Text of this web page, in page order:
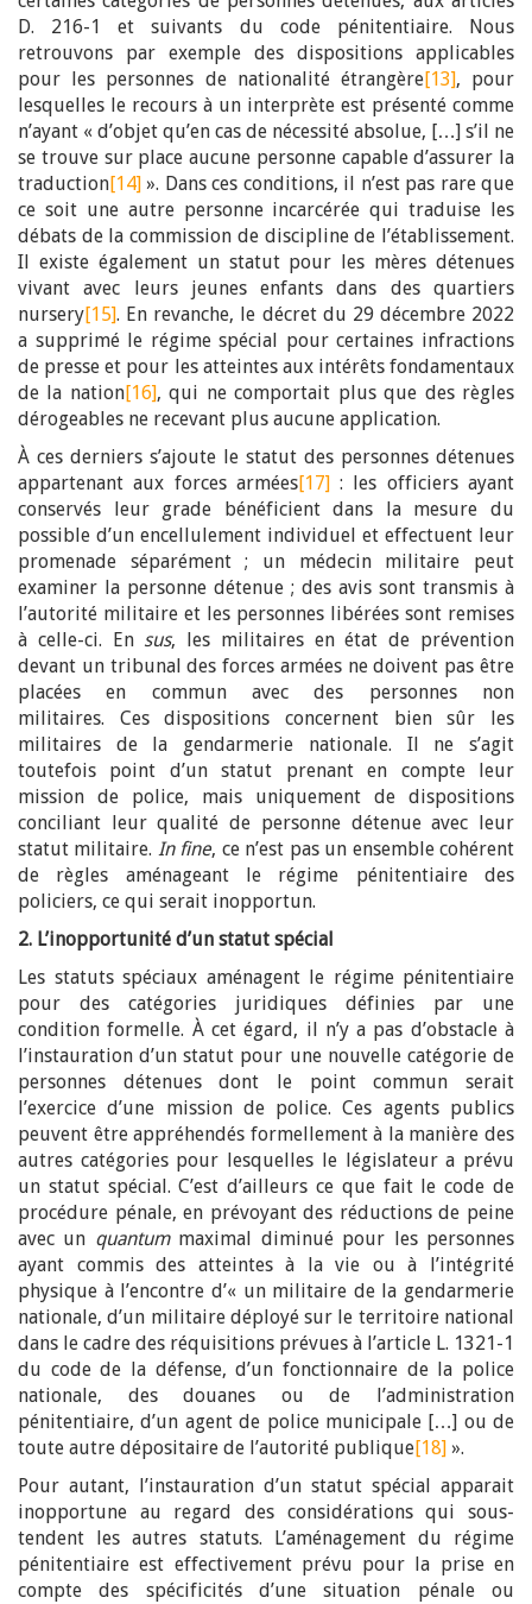
D. 216-1 et suivants du code pénitentiaire. Nous
retrouvons par exemple des dispositions applicables
pour les personnes de nationalité étrangère[13], pour
lesquelles le recours à un interprète est présenté comme
n’ayant « d’objet qu’en cas de nécessité absolue, […] s’il ne
se trouve sur place aucune personne capable d’assurer la
traduction[14] ». Dans ces conditions, il n’est pas rare que
ce soit une autre personne incarcérée qui traduise les
débats de la commission de discipline de l’établissement.
Il existe également un statut pour les mères détenues
vivant avec leurs jeunes enfants dans des quartiers
nursery[15]. En revanche, le décret du 29 décembre 2022
a supprimé le régime spécial pour certaines infractions
de presse et pour les atteintes aux intérêts fondamentaux
de la nation[16], qui ne comportait plus que des règles
dérogeables ne recevant plus aucune application.
À ces derniers s’ajoute le statut des personnes détenues
appartenant aux forces armées[17]: les officiers ayant
conservés leur grade bénéficient dans la mesure du
possible d’un encellulement individuel et effectuent leur
promenade séparément ; un médecin militaire peut
examiner la personne détenue ; des avis sont transmis à
l’autorité militaire et les personnes libérées sont remises
à celle-ci. En sus, les militaires en état de prévention
devant un tribunal des forces armées ne doivent pas être
placées en commun avec des personnes non
militaires. Ces dispositions concernent bien sûr les
militaires de la gendarmerie nationale. Il ne s’agit
toutefois point d’un statut prenant en compte leur
mission de police, mais uniquement de dispositions
conciliant leur qualité de personne détenue avec leur
statut militaire. In fine, ce n’est pas un ensemble cohérent
de règles aménageant le régime pénitentiaire des
policiers, ce qui serait inopportun.
2. L’inopportunité d’un statut spécial
Les statuts spéciaux aménagent le régime pénitentiaire
pour des catégories juridiques définies par une
condition formelle. À cet égard, il n’y a pas d’obstacle à
l’instauration d’un statut pour une nouvelle catégorie de
personnes détenues dont le point commun serait
l’exercice d’une mission de police. Ces agents publics
peuvent être appréhendés formellement à la manière des
autres catégories pour lesquelles le législateur a prévu
un statut spécial. C’est d’ailleurs ce que fait le code de
procédure pénale, en prévoyant des réductions de peine
avec un quantummaximal diminué pour les personnes
ayant commis des atteintes à la vie ou à l’intégrité
physique à l’encontre d’« un militaire de la gendarmerie
nationale, d’un militaire déployé sur le territoire national
dans le cadre des réquisitions prévues à l’article L. 1321-1
du code de la défense, d’un fonctionnaire de la police
nationale, des douanes ou de l’administration
pénitentiaire, d’un agent de police municipale […] ou de
toute autre dépositaire de l’autorité publique[18] ».
Pour autant, l’instauration d’un statut spécial apparait
inopportune au regard des considérations qui sous-
tendent les autres statuts. L’aménagement du régime
pénitentiaire est effectivement prévu pour la prise en
compte des spécificités d’une situation pénale ou